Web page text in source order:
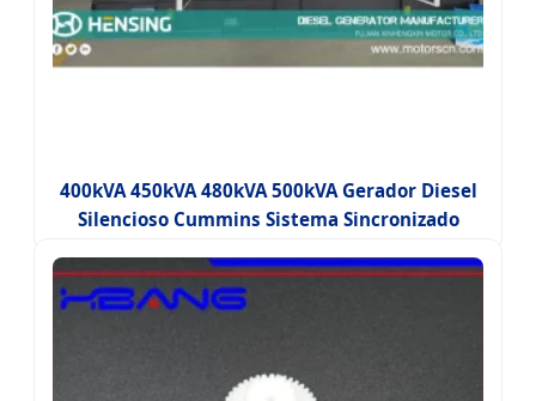
400kVA 450kVA 480kVA 500kVA Gerador Diesel
Silencioso Cummins Sistema Sincronizado